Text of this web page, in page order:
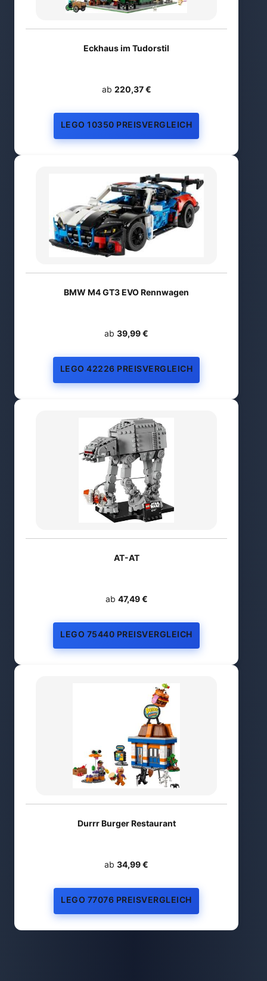
Eckhaus im Tudorstil
ab 220,37 €
LEGO 10350 PREISVERGLEICH
BMW M4 GT3 EVO Rennwagen
ab 39,99 €
LEGO 42226 PREISVERGLEICH
AT-AT
ab 47,49 €
LEGO 75440 PREISVERGLEICH
Durrr Burger Restaurant
ab 34,99 €
LEGO 77076 PREISVERGLEICH